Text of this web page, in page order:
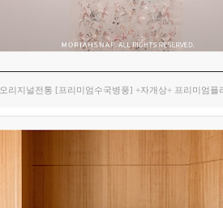
오리지널전통 [프리미엄수국병풍] +자개상+ 프리미엄플